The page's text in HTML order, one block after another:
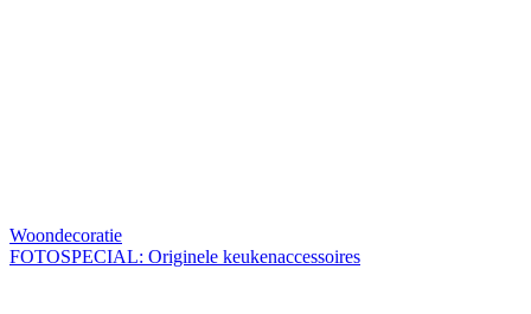
Woondecoratie
FOTOSPECIAL: Originele keukenaccessoires